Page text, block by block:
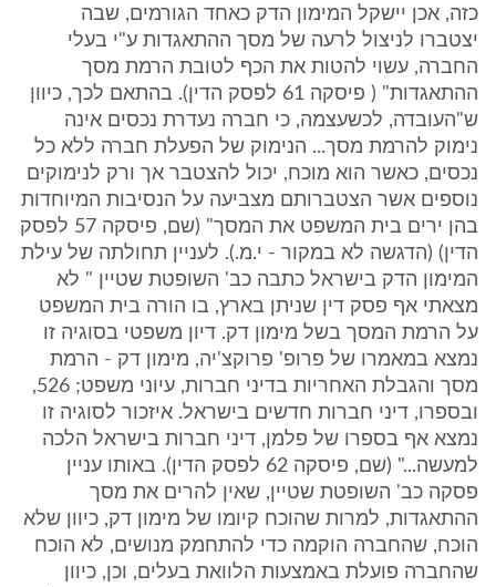
כזה, אכן יישקל המימון הדק כאחד הגורמים, שבה
יצטברו לניצול לרעה של מסך ההתאגדות ע"י בעלי
החברה, עשוי להטות את הכף לטובת הרמת מסך
ההתאגדות" ( פיסקה 61 לפסק הדין). בהתאם לכך, כיוון
ש"העובדה, לכשעצמה, כי חברה נעדרת נכסים אינה
נימוק להרמת מסך... הנימוק של הפעלת חברה ללא כל
נכסים, כאשר הוא מוכח, יכול להצטבר אך ורק לנימוקים
נוספים אשר הצטברותם מצביעה על הנסיבות המיוחדות
בהן ירים בית המשפט את המסך" (שם, פיסקה 57 לפסק
הדין) (הדגשה לא במקור - י.מ.). לעניין תחולתה של עילת
המימון הדק בישראל כתבה כב' השופטת שטיין " לא
מצאתי אף פסק דין שניתן בארץ, בו הורה בית המשפט
על הרמת המסך בשל מימון דק. דיון משפטי בסוגיה זו
נמצא במאמרו של פרופ' פרוקצ'יה, מימון דק - הרמת
מסך והגבלת האחריות בדיני חברות, עיוני משפט; 526,
ובספרו, דיני חברות חדשים בישראל. איזכור לסוגיה זו
נמצא אף בספרו של פלמן, דיני חברות בישראל הלכה
למעשה..." (שם, פיסקה 62 לפסק הדין). באותו עניין
פסקה כב' השופטת שטיין, שאין להרים את מסך
ההתאגדות, למרות שהוכח קיומו של מימון דק, כיוון שלא
הוכח, שהחברה הוקמה כדי להתחמק מנושים, לא הוכח
שהחברה פועלת באמצעות הלוואת בעלים, וכן, כיוון